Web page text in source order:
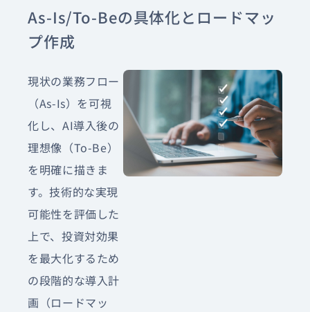
As-Is/To-Beの具体化とロードマッ
プ作成
現状の業務フロー
（As-Is）を可視
化し、AI導入後の
理想像（To-Be）
を明確に描きま
す。技術的な実現
可能性を評価した
上で、投資対効果
を最大化するため
の段階的な導入計
画（ロードマッ